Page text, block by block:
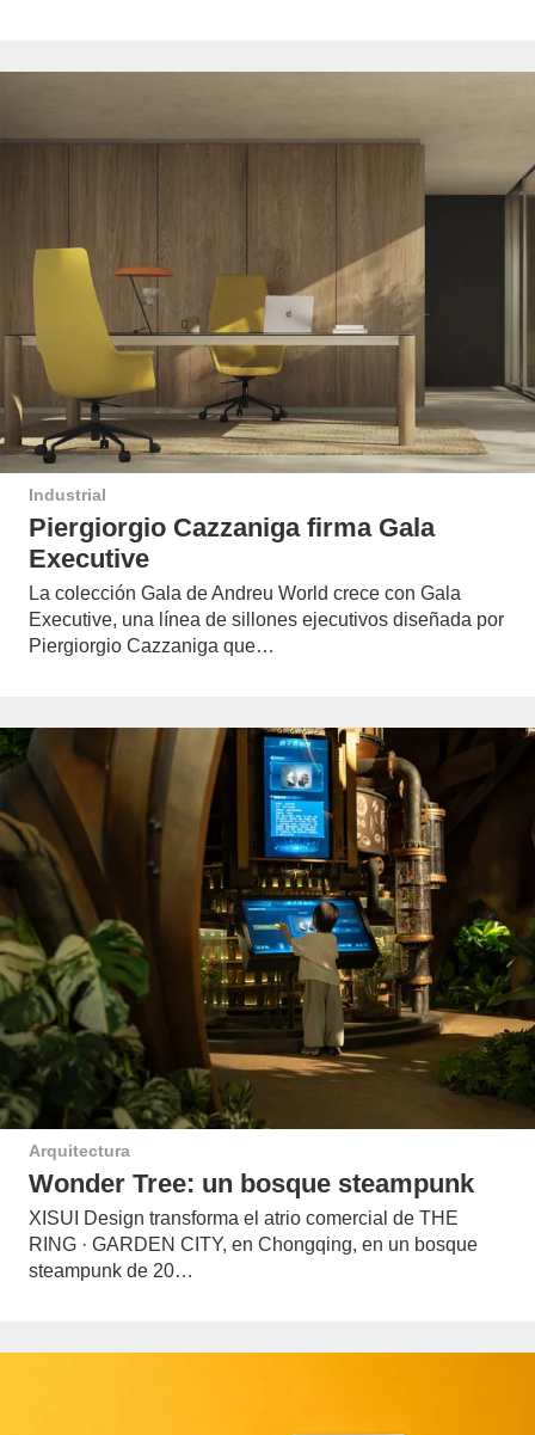
Industrial
Piergiorgio Cazzaniga firma Gala
Executive
La colección Gala de Andreu World crece con Gala
Executive, una línea de sillones ejecutivos diseñada por
Piergiorgio Cazzaniga que…
Arquitectura
Wonder Tree: un bosque steampunk
XISUI Design transforma el atrio comercial de THE
RING · GARDEN CITY, en Chongqing, en un bosque
steampunk de 20…